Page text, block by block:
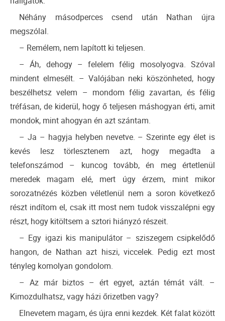
Néhány másodperces csend után Nathan újra
megszólal.
– Remélem, nem lapított ki teljesen.
– Áh, dehogy – felelem félig mosolyogva. Szóval
mindent elmesélt. – Valójában neki köszönheted, hogy
beszélhetsz velem – mondom félig zavartan, és félig
tréfásan, de kiderül, hogy ő teljesen máshogyan érti, amit
mondok, mint ahogyan én azt szántam.
– Ja – hagyja helyben nevetve. – Szerinte egy élet is
kevés lesz törlesztenem azt, hogy megadta a
telefonszámod – kuncog tovább, én meg értetlenül
meredek magam elé, mert úgy érzem, mint mikor
sorozatnézés közben véletlenül nem a soron következő
részt indítom el, csak itt most nem tudok visszalépni egy
részt, hogy kitöltsem a sztori hiányzó részeit.
– Egy igazi kis manipulátor – sziszegem csipkelődő
hangon, de Nathan azt hiszi, viccelek. Pedig ezt most
tényleg komolyan gondolom.
– Az már biztos – ért egyet, aztán témát vált. –
Kimozdulhatsz, vagy házi őrizetben vagy?
Elnevetem magam, és újra enni kezdek. Két falat között